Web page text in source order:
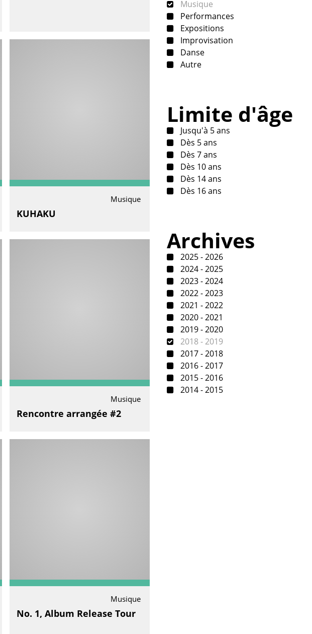
Musique
KUHAKU
Musique
Rencontre arrangée #2
Musique
No. 1, Album Release Tour
Musique
Performances
Expositions
Improvisation
Danse
Autre
Limite d'âge
Jusqu'à 5 ans
Dès 5 ans
Dès 7 ans
Dès 10 ans
Dès 14 ans
Dès 16 ans
Archives
2025 - 2026
2024 - 2025
2023 - 2024
2022 - 2023
2021 - 2022
2020 - 2021
2019 - 2020
2018 - 2019
2017 - 2018
2016 - 2017
2015 - 2016
2014 - 2015